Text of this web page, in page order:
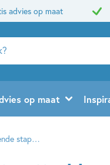
advies op maat
op maat
stap…